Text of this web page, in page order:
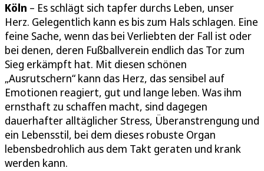
Köln – Es schlägt sich tapfer durchs Leben, unser
Herz. Gelegentlich kann es bis zum Hals schlagen. Eine
feine Sache, wenn das bei Verliebten der Fall ist oder
bei denen, deren Fußballverein endlich das Tor zum
Sieg erkämpft hat. Mit diesen schönen
„Ausrutschern“ kann das Herz, das sensibel auf
Emotionen reagiert, gut und lange leben. Was ihm
ernsthaft zu schaffen macht, sind dagegen
dauerhafter alltäglicher Stress, Überanstrengung und
ein Lebensstil, bei dem dieses robuste Organ
lebensbedrohlich aus dem Takt geraten und krank
werden kann.